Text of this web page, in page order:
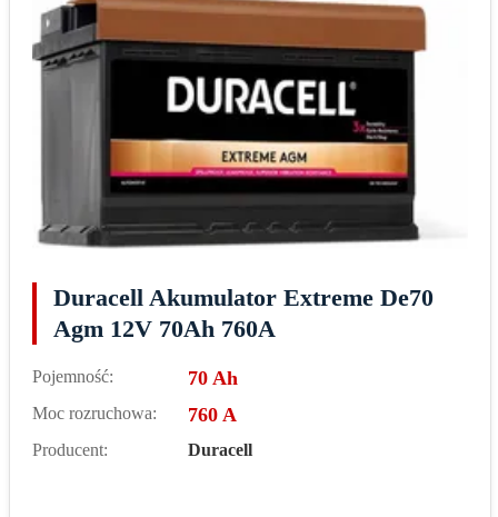
Duracell Akumulator Extreme De70
Agm 12V 70Ah 760A
Pojemność: 70 Ah
Moc rozruchowa: 760 A
Producent: Duracell